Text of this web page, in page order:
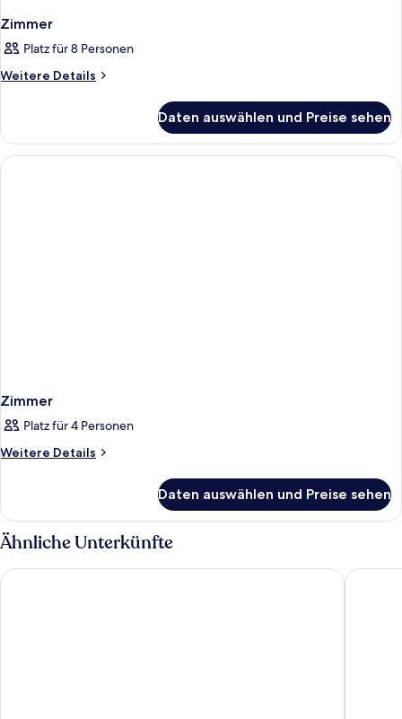
Zimmer
Platz für 8 Personen
Weitere Details
Weitere
Daten auswählen und Preise sehen
Zimmer
Platz für 4 Personen
Weitere Details
Weitere
Daten auswählen und Preise sehen
Ähnliche Unterkünfte
The Inn at Opryland, A Gaylord Hotel Holiday